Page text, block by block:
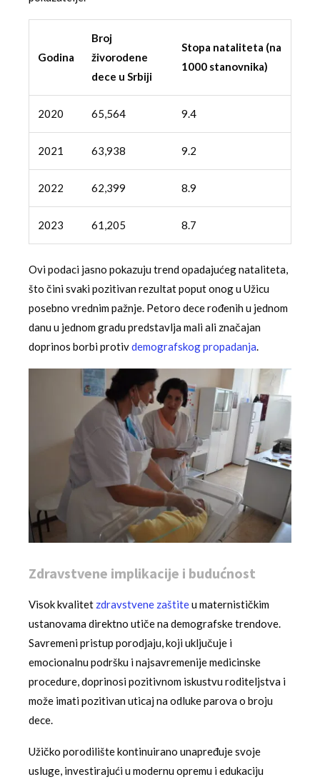
Godina
Broj
živorodene
dece u Srbiji
Stopa nataliteta (na
1000 stanovnika)
2020 65,564 9.4
2021 63,938 9.2
2022 62,399 8.9
2023 61,205 8.7
Ovi podaci jasno pokazuju trend opadajućeg nataliteta,
što čini svaki pozitivan rezultat poput onog u Užicu
posebno vrednim pažnje. Petoro dece rođenih u jednom
danu u jednom gradu predstavlja mali ali značajan
doprinos borbi protivdemografskog propadanja.
Zdravstvene implikacije i budućnost
Visok kvalitet zdravstvene zaštiteu maternističkim
ustanovama direktno utiče na demografske trendove.
Savremeni pristup porodjaju, koji uključuje i
emocionalnu podršku i najsavremenije medicinske
procedure, doprinosi pozitivnom iskustvu roditeljstva i
može imati pozitivan uticaj na odluke parova o broju
dece.
Užičko porodilište kontinuirano unapređuje svoje
usluge, investirajući u modernu opremu i edukaciju